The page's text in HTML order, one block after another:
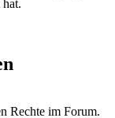
Rechte im Forum.